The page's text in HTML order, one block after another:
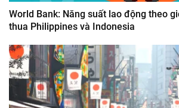
World Bank: Năng suất lao động theo
thua Philippines và Indonesia